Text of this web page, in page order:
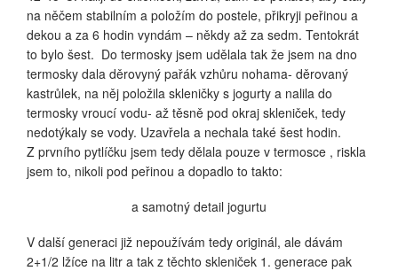
na něčem stabilním a položím do postele, přikryji peřinou a
dekou a za 6 hodin vyndám – někdy až za sedm. Tentokrát
to bylo šest. Do termosky jsem udělala tak že jsem na dno
termosky dala děrovyný pařák vzhůru nohama- děrovaný
kastrůlek, na něj položila skleničky s jogurty a nalila do
termosky vroucí vodu- až těsně pod okraj skleniček, tedy
nedotýkaly se vody. Uzavřela a nechala také šest hodin.
Z prvního pytlíčku jsem tedy dělala pouze v termosce , riskla
jsem to, nikoli pod peřinou a dopadlo to takto:
a samotný detail jogurtu
V další generaci již nepoužívám tedy originál, ale dávám
2+1/2 lžíce na litr a tak z těchto skleniček 1. generace pak